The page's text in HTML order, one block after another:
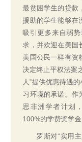
最贫困学生的贷款
援助的学生能够在
吸引更多来自弱
求，并欢迎在美国
美国公民一样有资
决定终止平权法案
人”提供优惠待遇
习环境的承诺。作
思非洲学者计划
100%的学费奖学金
罗斯对“实用